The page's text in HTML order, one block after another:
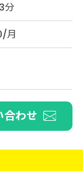
分
月
合わせ